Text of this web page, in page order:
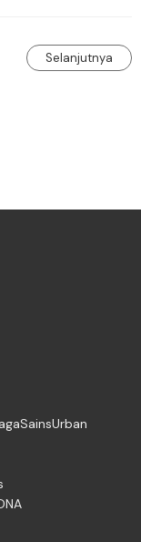
Selanjutnya
SainsUrban